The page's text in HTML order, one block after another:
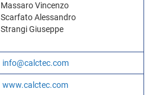
Massaro Vincenzo
Scarfato Alessandro
Strangi Giuseppe
info@calctec.com
www.calctec.com